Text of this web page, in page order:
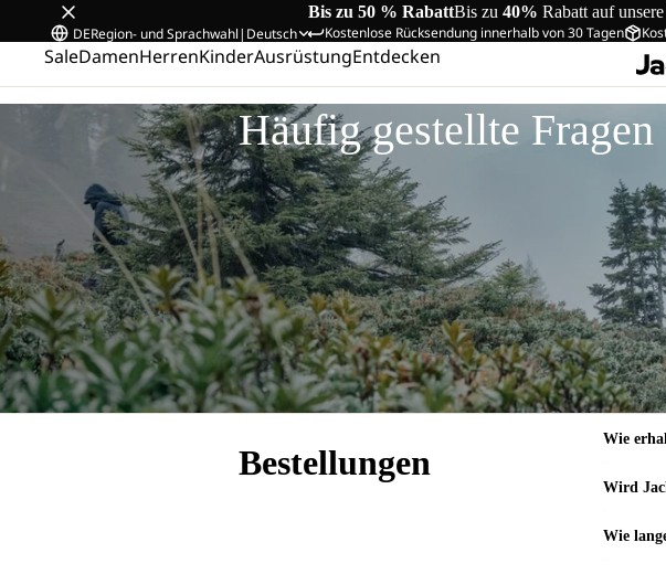
Bis zu 50 % RabattBis zu 40% Rabatt auf
Kostenlose Rücksendung innerhalb von 30 Tagen
DERegion- und Sprachwahl| Deutsch
SaleDamenHerrenKinderAusrüstungEntdecken
Häufig gestellte Fragen
Bestellungen
Wie
Wird
Wie